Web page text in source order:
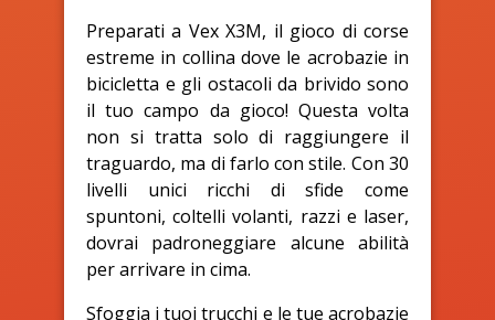
Preparati a Vex X3M, il gioco di corse
estreme in collina dove le acrobazie in
bicicletta e gli ostacoli da brivido sono
il tuo campo da gioco! Questa volta
non si tratta solo di raggiungere il
traguardo, ma di farlo con stile. Con 30
livelli unici ricchi di sfide come
spuntoni, coltelli volanti, razzi e laser,
dovrai padroneggiare alcune abilità
per arrivare in cima.
Sfoggia i tuoi trucchi e le tue acrobazie